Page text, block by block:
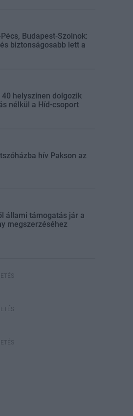
Pécs, Budapest-Szolnok:
és biztonságosabb lett a
40 helyszínen dolgozik
nélkül a Híd-csoport
hív Pakson az
állami támogatás jár a
megszerzéséhez